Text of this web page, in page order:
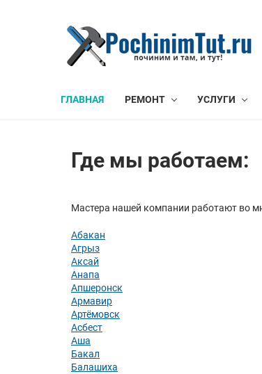
ГЛАВНАЯ РЕМОНТ УСЛУГИ
Где мы работаем:
Мастера нашей компании работают во
Абакан
Агрыз
Аксай
Анапа
Апшеронск
Армавир
Артёмовск
Асбест
Аша
Бакал
Балашиха